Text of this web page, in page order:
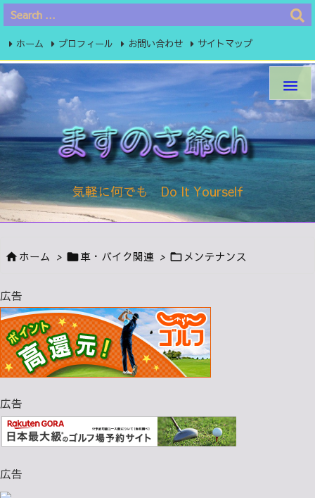
気軽に何でも Do It Yourself

ホーム プロフィール お問い合わせ サイトマップ
プライバシーポリシー
 ホーム > 車・バイク関連 > メンテナンス
広告
広告
広告